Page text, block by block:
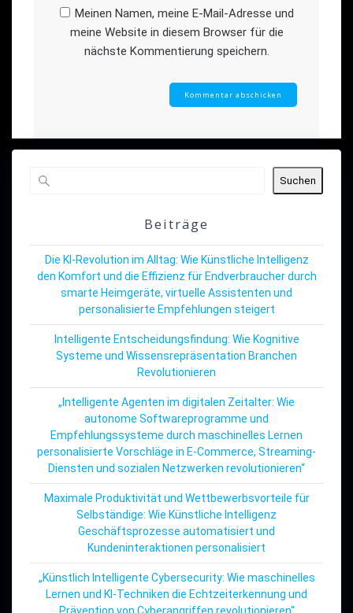
Meinen Namen, meine E-Mail-Adresse und
meine Website in diesem Browser für die
nächste Kommentierung speichern.
Suchen
Beiträge
Die KI-Revolution im Alltag: Wie Künstliche Intelligenz
den Komfort und die Effizienz für Endverbraucher durch
smarte Heimgeräte, virtuelle Assistenten und
personalisierte Empfehlungen steigert
Intelligente Entscheidungsfindung: Wie Kognitive
Systeme und Wissensrepräsentation Branchen
Revolutionieren
„Intelligente Agenten im digitalen Zeitalter: Wie
autonome Softwareprogramme und
Empfehlungssysteme durch maschinelles Lernen
personalisierte Vorschläge in E-Commerce, Streaming-
Diensten und sozialen Netzwerken revolutionieren“
Maximale Produktivität und Wettbewerbsvorteile für
Selbständige: Wie Künstliche Intelligenz
Geschäftsprozesse automatisiert und
Kundeninteraktionen personalisiert
„Künstlich Intelligente Cybersecurity: Wie maschinelles
Lernen und KI-Techniken die Echtzeiterkennung und